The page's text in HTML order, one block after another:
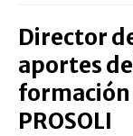
Director
aportes
formación
PROSOLI